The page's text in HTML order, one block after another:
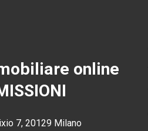
online
7, 20129 Milano